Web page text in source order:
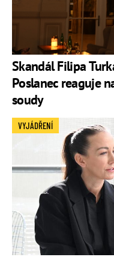
Skandál Filipa
Poslanec reaguje
soudy
VYJÁDŘENÍ